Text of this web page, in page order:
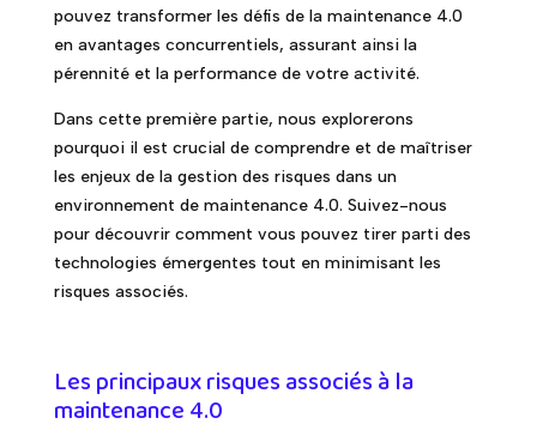
pouvez transformer les défis de la maintenance 4.0
en avantages concurrentiels, assurant ainsi la
pérennité et la performance de votre activité.
Dans cette première partie, nous explorerons
pourquoi il est crucial de comprendre et de maîtriser
les enjeux de la gestion des risques dans un
environnement de maintenance 4.0. Suivez-nous
pour découvrir comment vous pouvez tirer parti des
technologies émergentes tout en minimisant les
risques associés.
Les principaux risques associés à la
maintenance 4.0